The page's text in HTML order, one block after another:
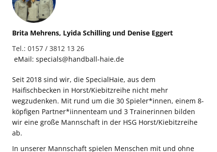
Brita Mehrens, Lyida Schilling und Denise Eggert
Tel.: 0157 / 3812 13 26
eMail: specials@handball-haie.de
Seit 2018 sind wir, die SpecialHaie, aus dem
Haifischbecken in Horst/Kiebitzreihe nicht mehr
wegzudenken. Mit rund um die 30 Spieler*innen, einem 8-
köpfigen Partner*iinnenteam und 3 Trainerinnen bilden
wir eine große Mannschaft in der HSG Horst/Kiebitzreihe
ab.
In unserer Mannschaft spielen Menschen mit und ohne